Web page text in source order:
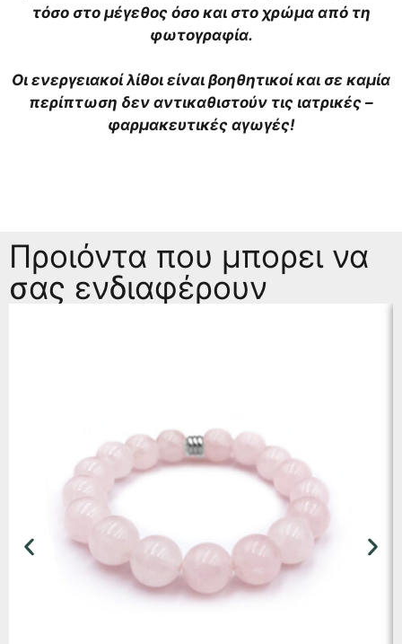
τόσο στο μέγεθος όσο και στο χρώμα από τη
φωτογραφία.
Οι ενεργειακοί λίθοι είναι βοηθητικοί και σε καμία
περίπτωση δεν αντικαθιστούν τις ιατρικές –
φαρμακευτικές αγωγές!
Προιόντα που μπορει να
σας ενδιαφέρουν